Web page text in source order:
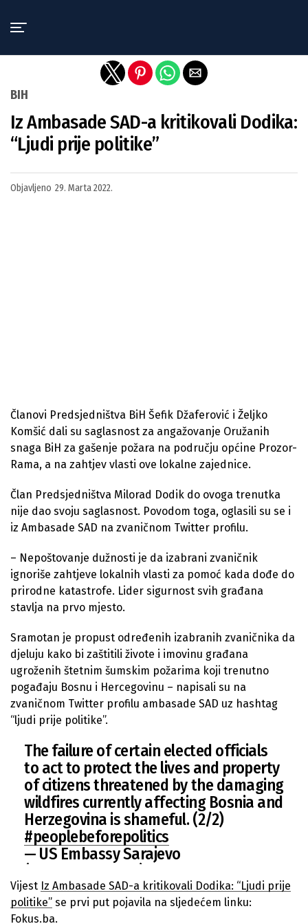
BIH
Iz Ambasade SAD-a kritikovali Dodika:
“Ljudi prije politike”
Objavljeno 29. Marta 2022.
Članovi Predsjedništva BiH Šefik Džaferović i Željko
Komšić dali su saglasnost za angažovanje Oružanih
snaga BiH za gašenje požara na području općine Prozor-
Rama, a na zahtjev vlasti ove lokalne zajednice.
Član Predsjedništva Milorad Dodik do ovoga trenutka
nije dao svoju saglasnost. Povodom toga, oglasili su se i
iz Ambasade SAD na zvaničnom Twitter profilu.
– Nepoštovanje dužnosti je da izabrani zvaničnik
ignoriše zahtjeve lokalnih vlasti za pomoć kada dođe do
prirodne katastrofe. Lider sigurnost svih građana
stavlja na prvo mjesto.
Sramotan je propust određenih izabranih zvaničnika da
djeluju kako bi zaštitili živote i imovinu građana
ugroženih štetnim šumskim požarima koji trenutno
pogađaju Bosnu i Hercegovinu – napisali su na
zvaničnom Twitter profilu ambasade SAD uz hashtag
“ljudi prije politike”.
The failure of certain elected officials
to act to protect the lives and property
of citizens threatened by the damaging
wildfires currently affecting Bosnia and
Herzegovina is shameful. (2/2)
#peoplebeforepolitics
— US Embassy Sarajevo
(@USEmbassySJJ)
Vijest Iz Ambasade SAD-a kritikovali Dodika: “Ljudi prije
politike” se prvi put pojavila na sljedećem linku:
Fokus.ba.